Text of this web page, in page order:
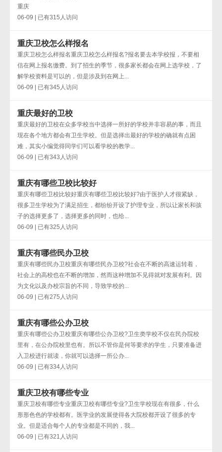
重庆
06-09 | 已有315人访问
重庆卫校怎么样报名
重庆卫校怎么样报名重庆卫校怎么样报名?报名要去本学校报，不要相
信在网上报名缴费。到了招生的季节，很多家长都会在网上选学校，了
解学校资料是可以的，但是涉及到在网上...
06-09 | 已有345人访问
重庆最好的卫校
重庆最好的卫校在众多学校当中选择一所好的学校并非容易的事，而且
现在各个地方都会有卫生学校。但是选择出最好的学校的确就有点困
难，其实小编觉得同学们可以看学校的教学...
06-09 | 已有343人访问
重庆有哪些卫校比较好
重庆有哪些卫校比较好重庆有哪些卫校比较好?由于医护人才很紧缺，
很多卫生学校为了满足招生，都纷纷开设了护理专业，所以让家长和孩
子的选择更多了，选择更多的同时，也给...
06-09 | 已有325人访问
重庆有哪些民办卫校
重庆有哪些民办卫校重庆有哪些民办卫校?社会在不断的高速运转着，
社会上的高校也在不断的增加，然而这种增加不见得就对发展有利。因
为文化以及办校宗旨的不同，导致学校的...
06-09 | 已有275人访问
重庆有哪些公办卫校
重庆有哪些公办卫校重庆有哪些公办卫校?卫生类学校不仅在民办院校
里有，在公办院校里也有。所以不管你是何等要求的学生，只要准备进
入卫校进行就读，你就可以选择一所公办...
06-09 | 已有334人访问
重庆卫校有哪些专业
重庆卫校有哪些专业重庆卫校有哪些专业?卫生学校现在有很多，什么
形形色色的学校都有。医学业的发展使得各大院校都开设了很多的专
业。但是适合每个人的专业都是不同的，我...
06-09 | 已有321人访问